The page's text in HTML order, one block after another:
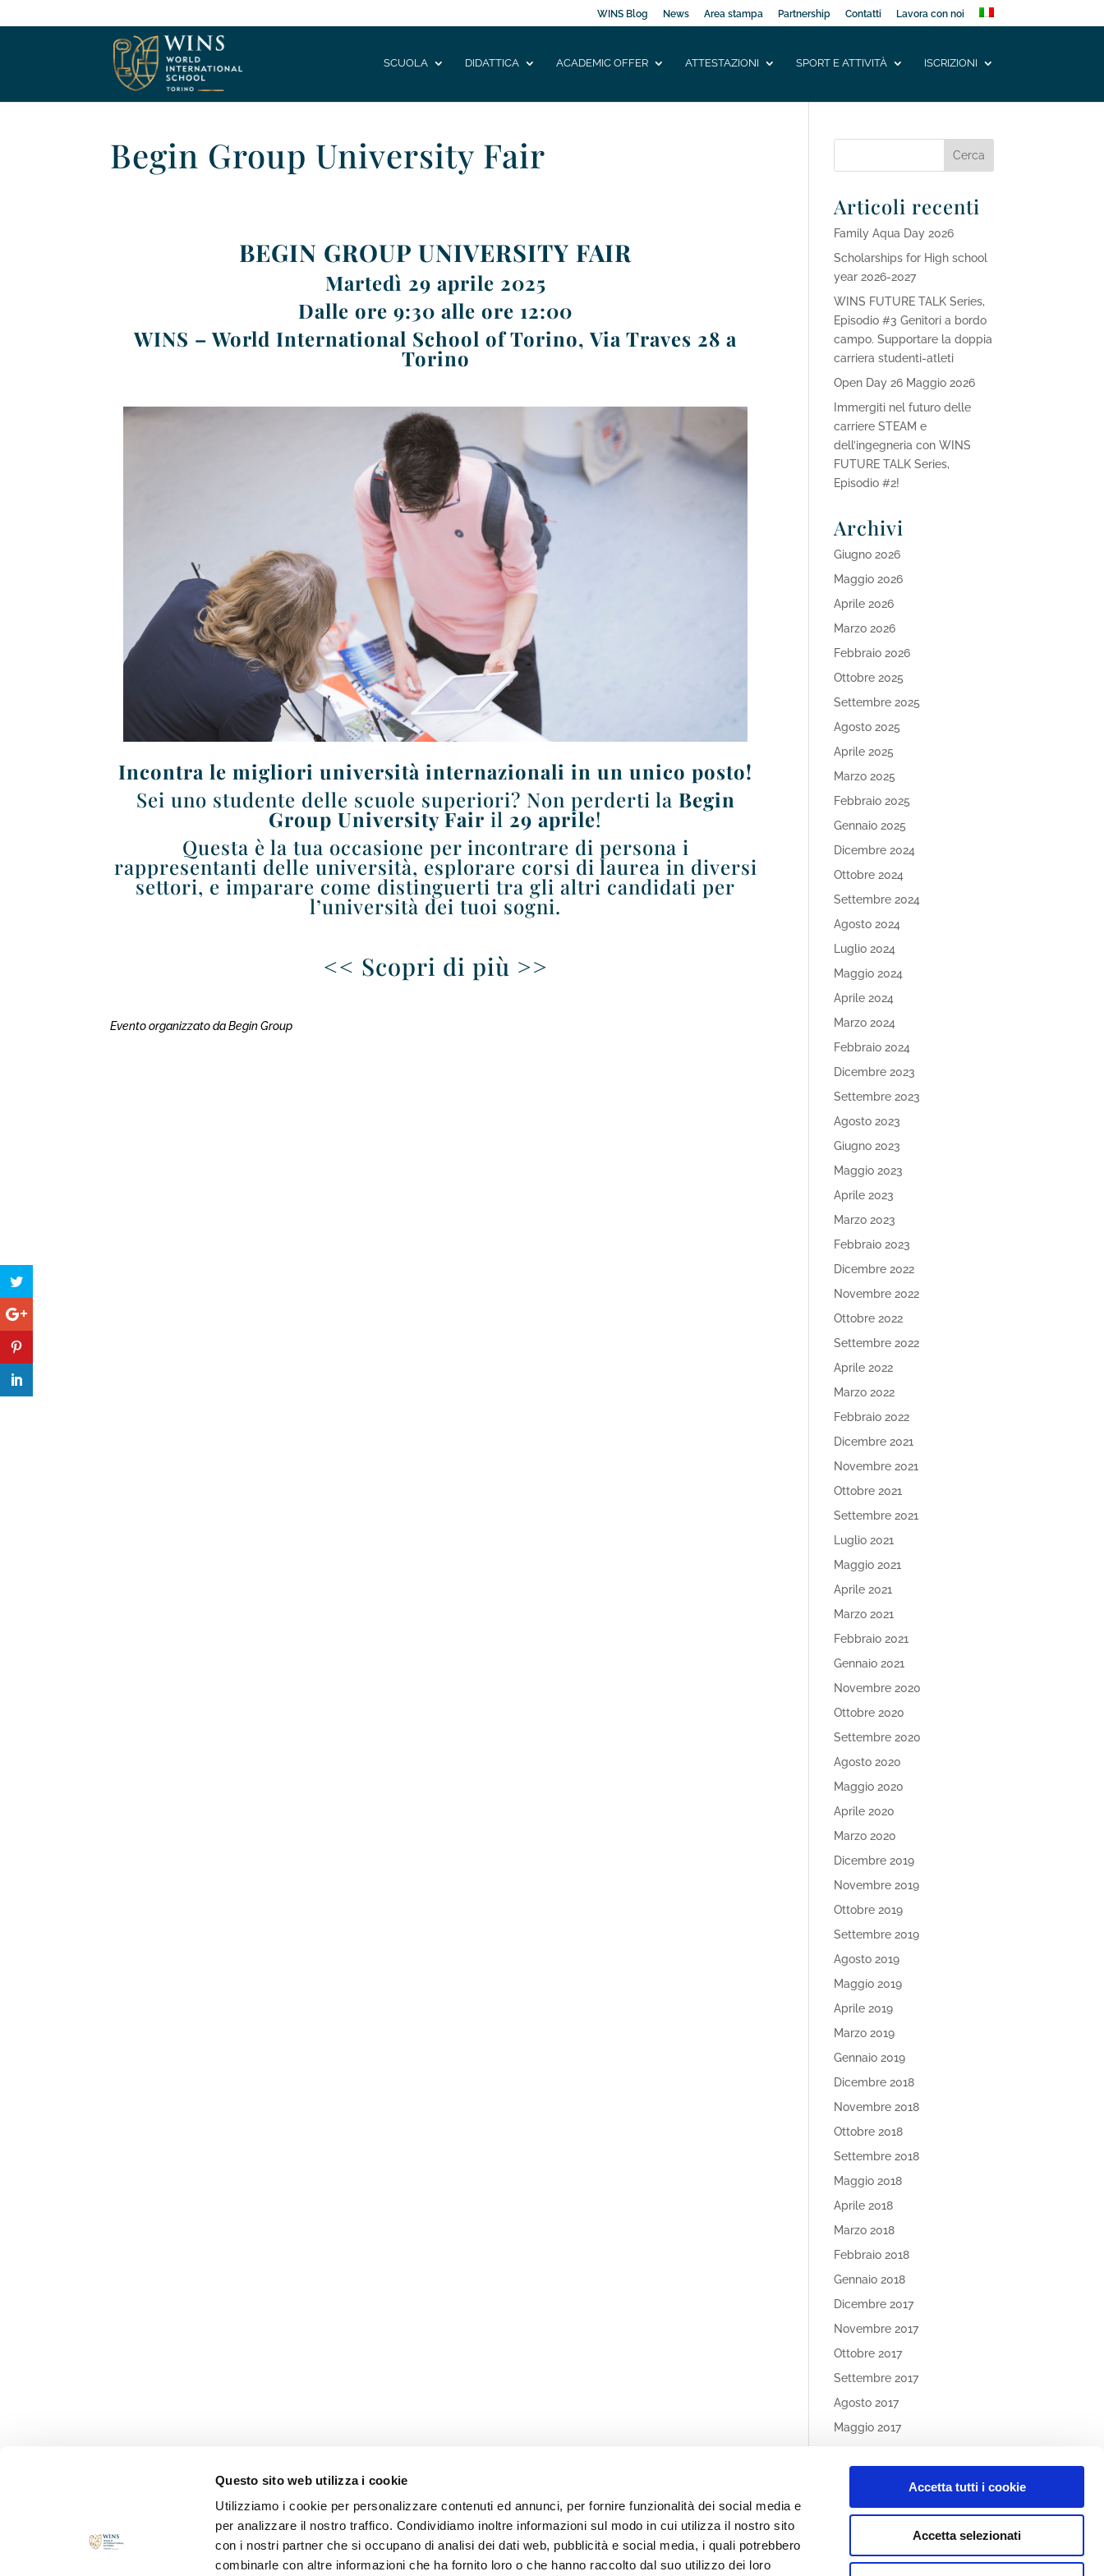
Questo sito web utilizza i cookie
Utilizziamo i cookie per personalizzare contenuti ed annunci, per fornire funzionalità dei social media e
per analizzare il nostro traffico. Condividiamo inoltre informazioni sul modo in cui utilizza il nostro sito
con i nostri partner che si occupano di analisi dei dati web, pubblicità e social media, i quali potrebbero
combinarle con altre informazioni che ha fornito loro o che hanno raccolto dal suo utilizzo dei loro
Accetta tutti i cookie
Accetta selezionati
WINS Blog News Area stampa Partnership Contatti Lavora con noi
SCUOLA DIDATTICA ACADEMIC OFFER ATTESTAZIONI SPORT E ATTIVITÀ ISCRIZIONI
Begin Group University Fair
BEGIN GROUP UNIVERSITY FAIR
Martedì 29 aprile 2025
Dalle ore 9:30 alle ore 12:00
WINS – World International School of Torino, Via Traves 28 a
Torino
Incontra le migliori università internazionali in un unico posto!
Sei uno studente delle scuole superiori? Non perderti la Begin
Group University Fair il 29 aprile!
Questa è la tua occasione per incontrare di persona i
rappresentanti delle università, esplorare corsi di laurea in diversi
settori, e imparare come distinguerti tra gli altri candidati per
l’università dei tuoi sogni.
<< Scopri di più >>
Evento organizzato da Begin Group
Articoli recenti
Family Aqua Day 2026
Scholarships for High school
year 2026-2027
WINS FUTURE TALK Series,
Episodio #3 Genitori a bordo
campo. Supportare la doppia
carriera studenti-atleti
Open Day 26 Maggio 2026
Immergiti nel futuro delle
carriere STEAM e
dell’ingegneria con WINS
FUTURE TALK Series,
Episodio #2!
Archivi
Giugno 2026
Maggio 2026
Aprile 2026
Marzo 2026
Febbraio 2026
Ottobre 2025
Settembre 2025
Agosto 2025
Aprile 2025
Marzo 2025
Febbraio 2025
Gennaio 2025
Dicembre 2024
Ottobre 2024
Settembre 2024
Agosto 2024
Luglio 2024
Maggio 2024
Aprile 2024
Marzo 2024
Febbraio 2024
Dicembre 2023
Settembre 2023
Agosto 2023
Giugno 2023
Maggio 2023
Aprile 2023
Marzo 2023
Febbraio 2023
Dicembre 2022
Novembre 2022
Ottobre 2022
Settembre 2022
Aprile 2022
Marzo 2022
Febbraio 2022
Dicembre 2021
Novembre 2021
Ottobre 2021
Settembre 2021
Luglio 2021
Maggio 2021
Aprile 2021
Marzo 2021
Febbraio 2021
Gennaio 2021
Novembre 2020
Ottobre 2020
Settembre 2020
Agosto 2020
Maggio 2020
Aprile 2020
Marzo 2020
Dicembre 2019
Novembre 2019
Ottobre 2019
Settembre 2019
Agosto 2019
Maggio 2019
Aprile 2019
Marzo 2019
Gennaio 2019
Dicembre 2018
Novembre 2018
Ottobre 2018
Settembre 2018
Maggio 2018
Aprile 2018
Marzo 2018
Febbraio 2018
Gennaio 2018
Dicembre 2017
Novembre 2017
Ottobre 2017
Settembre 2017
Agosto 2017
Maggio 2017
Categories
Nessuna categoria